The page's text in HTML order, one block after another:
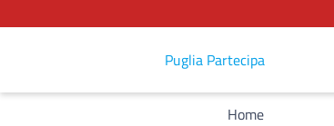
Puglia Partecipa
Home